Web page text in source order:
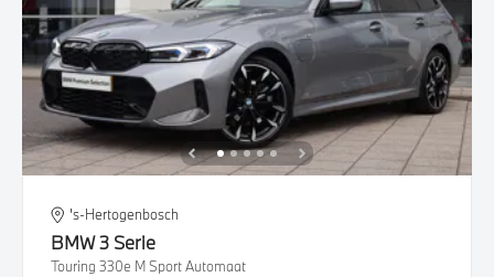
's-Hertogenbosch
BMW3 Serie
Touring 330e M Sport Automaat